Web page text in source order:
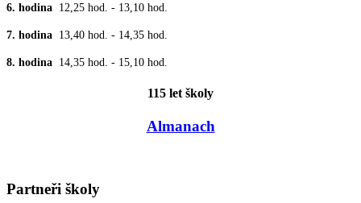
6. hodina 12,25 hod. - 13,10 hod.
7. hodina 13,40 hod. - 14,35 hod.
8. hodina 14,35 hod. - 15,10 hod.
115 let školy
Almanach
Partneři školy